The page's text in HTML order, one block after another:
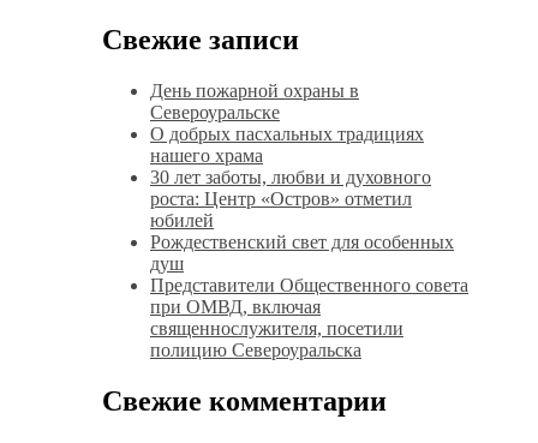
Свежие записи
День пожарной охраны в
Североуральске
О добрых пасхальных традициях
нашего храма
30 лет заботы, любви и духовного
роста: Центр «Остров» отметил
юбилей
Рождественский свет для особенных
душ
Представители Общественного совета
при ОМВД, включая
священнослужителя, посетили
полицию Североуральска
Свежие комментарии